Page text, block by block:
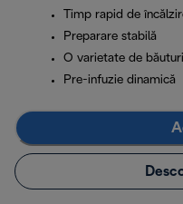
Timp rapid de
Preparare stabilă
O varietate de băuturi
Pre-infuzie dinamică